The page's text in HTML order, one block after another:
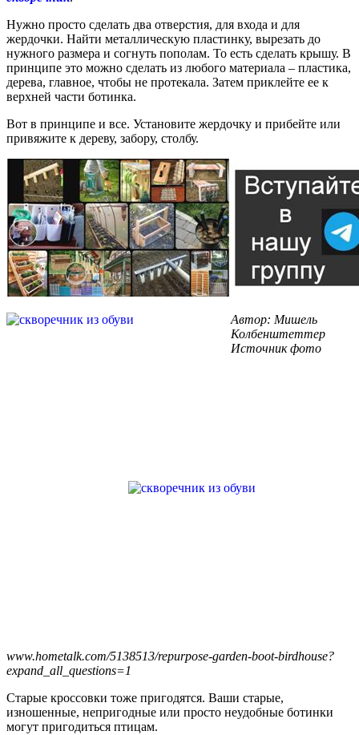
Нужно просто сделать два отверстия, для входа и для
жердочки. Найти металлическую пластинку, вырезать до
нужного размера и согнуть пополам. То есть сделать крышу. В
принципе это можно сделать из любого материала – пластика,
дерева, главное, чтобы не протекала. Затем приклейте ее к
верхней части ботинка.
Вот в принципе и все. Установите жердочку и прибейте или
привяжите к дереву, забору, столбу.
Автор: Мишель
Колбенштеттер
Источник фото
www.hometalk.com/5138513/repurpose-garden-boot-birdhouse?
expand_all_questions=1
Старые кроссовки тоже пригодятся. Ваши старые,
изношенные, непригодные или просто неудобные ботинки
могут пригодиться птицам.